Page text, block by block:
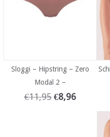
Sloggi – Hipstring – Zero
Modal 2 –
€11,95 €8,96